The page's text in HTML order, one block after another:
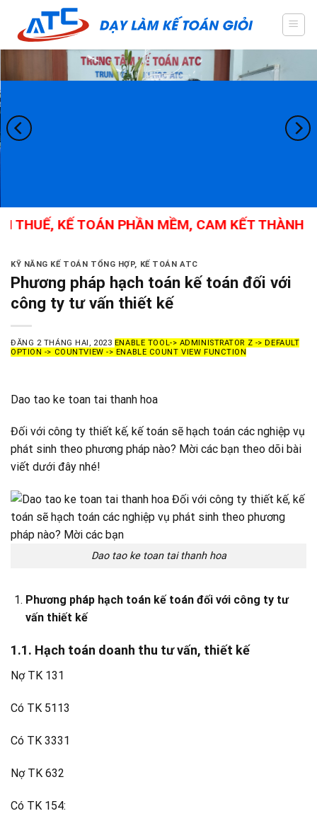
content
KẾ TOÁN PHẦN MỀM, CAM KẾT THÀNH NGHỀ
KỸ NĂNG KẾ TOÁN TỔNG HỢP, KẾ TOÁN ATC
Phương pháp hạch toán kế toán đối với
công ty tư vấn thiết kế
ĐĂNG 2 THÁNG HAI, 2023 ENABLE TOOL-> ADMINISTRATOR Z -> DEFAULT
OPTION -> COUNTVIEW -> ENABLE COUNT VIEW FUNCTION
Dao tao ke toan tai thanh hoa
Đối với công ty thiết kế, kế toán sẽ hạch toán các nghiệp vụ
phát sinh theo phương pháp nào? Mời các bạn theo dõi bài
viết dưới đây nhé!
Dao tao ke toan tai thanh hoa
Phương pháp hạch toán kế toán đối với công ty tư
vấn thiết kế
1.1. Hạch toán doanh thu tư vấn, thiết kế
Nợ TK 131
Có TK 5113
Có TK 3331
Nợ TK 632
Có TK 154: